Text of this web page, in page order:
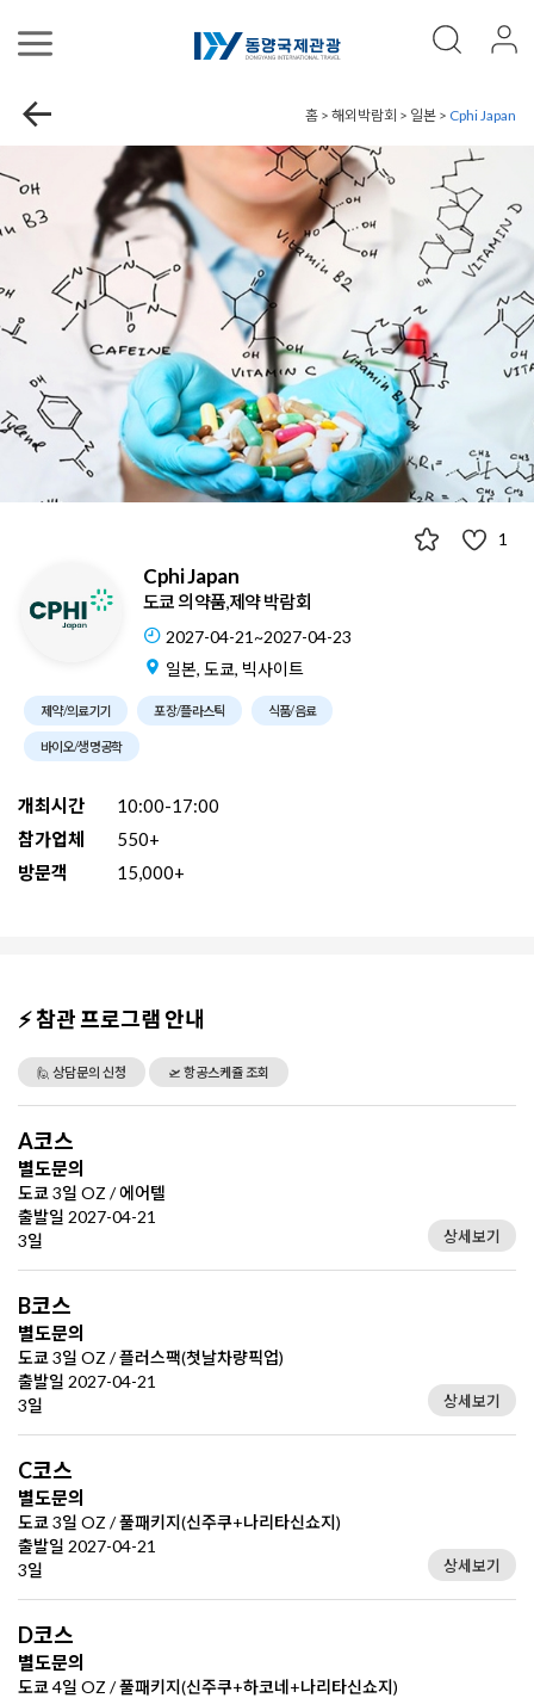
홈 > 해외박람회 > 일본 > Cphi Japan
1
Cphi Japan
도쿄 의약품,제약 박람회
2027-04-21~2027-04-23
일본, 도쿄, 빅사이트
제약/의료기기 포장/플라스틱 식품/음료
바이오/생명공학
개최시간
10:00-17:00
참가업체
550+
방문객
15,000+
⚡ 참관 프로그램 안내
🙋 상담문의 신청 🛫 항공스케쥴 조회
A코스
별도문의
도쿄 3일 OZ / 에어텔
출발일 2027-04-21
3일
상세보기
B코스
별도문의
도쿄 3일 OZ / 플러스팩(첫날차량픽업)
출발일 2027-04-21
3일
상세보기
C코스
별도문의
도쿄 3일 OZ / 풀패키지(신주쿠+나리타신쇼지)
출발일 2027-04-21
3일
상세보기
D코스
별도문의
도쿄 4일 OZ / 풀패키지(신주쿠+하코네+나리타신쇼지)